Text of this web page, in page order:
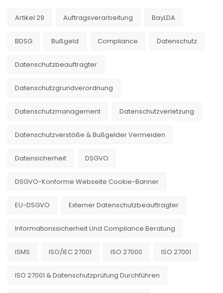
Artikel 29 Auftragsverarbeitung BayLDA
BDSG Bußgeld Compliance Datenschutz
Datenschutzbeauftragter
Datenschutzgrundverordnung
Datenschutzmanagement Datenschutzverletzung
Datenschutzverstöße & Bußgelder Vermeiden
Datensicherheit DSGVO
DSGVO-Konforme Webseite Cookie-Banner
EU-DSGVO Externer Datenschutzbeauftragter
Informationssicherheit Und Compliance Beratung
ISMS ISO/IEC 27001 ISO 27000 ISO 27001
ISO 27001 & Datenschutzprüfung Durchführen